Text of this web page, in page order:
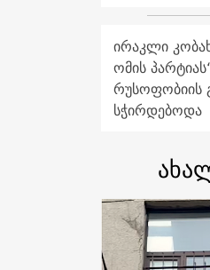
ირაკლი
ომის
რუსოფობიის
სჭირდებოდა